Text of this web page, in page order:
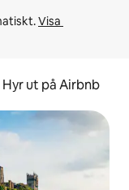
Visa
Hyr ut på Airbnb